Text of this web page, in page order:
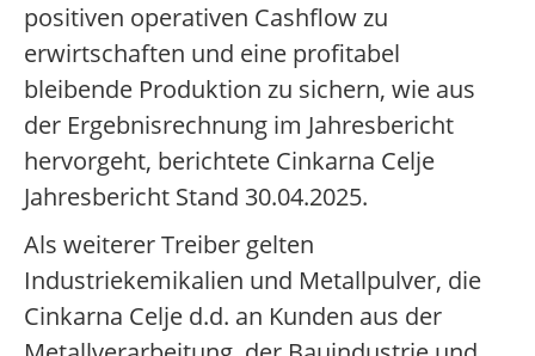
positiven operativen Cashflow zu
erwirtschaften und eine profitabel
bleibende Produktion zu sichern, wie aus
der Ergebnisrechnung im Jahresbericht
hervorgeht, berichtete Cinkarna Celje
Jahresbericht Stand 30.04.2025.
Als weiterer Treiber gelten
Industriekemikalien und Metallpulver, die
Cinkarna Celje d.d. an Kunden aus der